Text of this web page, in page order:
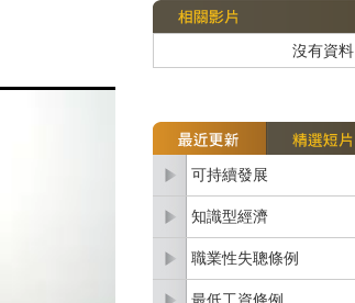
沒有資料
可持續發展
知識型經濟
職業性失聰條例